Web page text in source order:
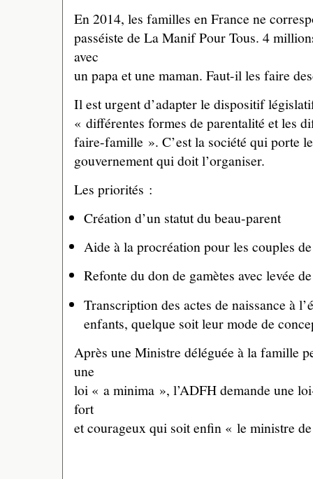
En 2014, les familles en France ne
passéiste de La Manif Pour Tous. 4
avec
un papa et une maman. Faut-il les faire
Il est urgent d’adapter le dispositif
« différentes formes de parentalité et les
faire-famille ». C’est la société qui porte
gouvernement qui doit l’organiser.
Les priorités :
Création d’un statut du beau-parent
Aide à la procréation pour les couples
Refonte du don de gamètes avec levée
Transcription des actes de naissance à
enfants, quelque soit leur mode de
Après une Ministre déléguée à la famille
une
loi « a minima », l’ADFH demande une
fort
et courageux qui soit enfin « le ministre